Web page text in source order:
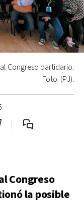
Congreso partidario.
Foto: (PJ).
Congreso
la posible